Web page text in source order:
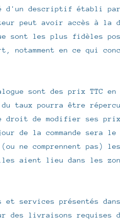
d'un descriptif établi
peut avoir accès à la
sont les plus fidèles
en ce qui
sont des prix TTC
du taux pourra être
de modifier ses
de la commande sera
ne comprennent pas)
aient lieu dans les
et services présentés
des livraisons requises